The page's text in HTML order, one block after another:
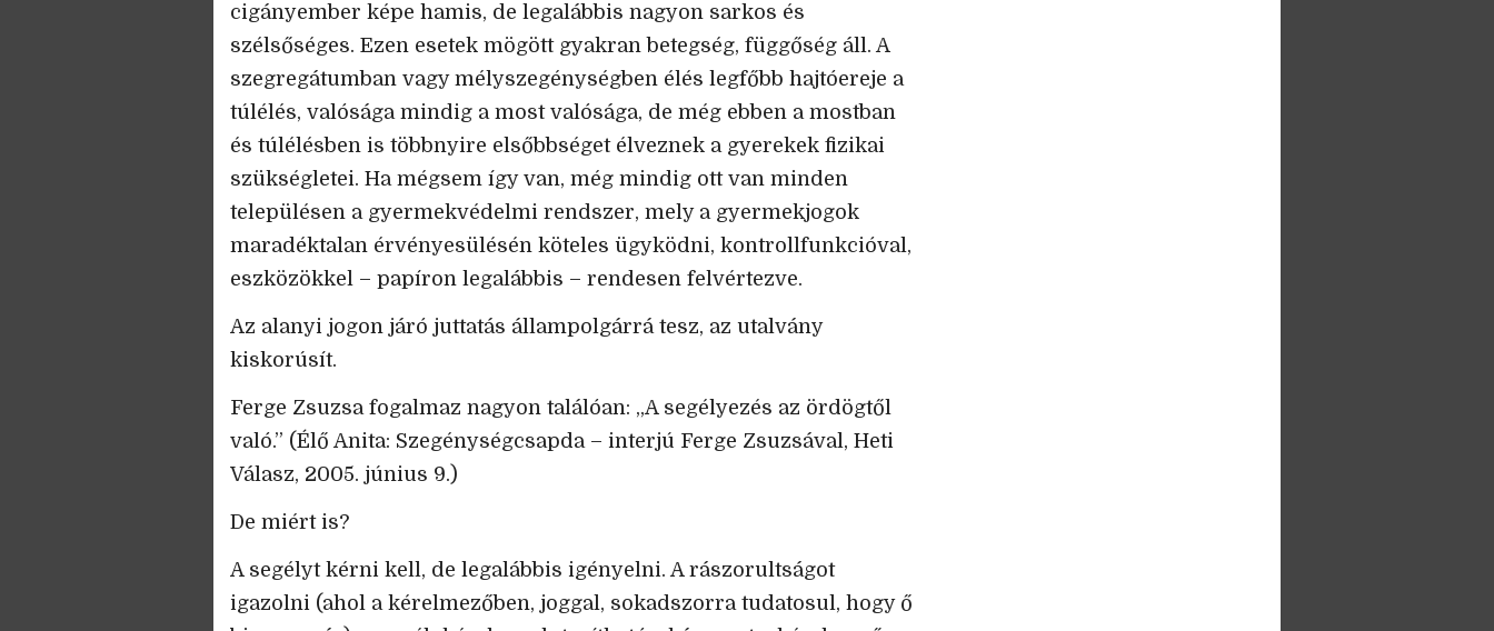
cigányember képe hamis, de legalábbis nagyon sarkos és
szélsőséges. Ezen esetek mögött gyakran betegség, függőség áll. A
szegregátumban vagy mélyszegénységben élés legfőbb hajtóereje a
túlélés, valósága mindig a most valósága, de még ebben a mostban
és túlélésben is többnyire elsőbbséget élveznek a gyerekek fizikai
szükségletei. Ha mégsem így van, még mindig ott van minden
településen a gyermekvédelmi rendszer, mely a gyermekjogok
maradéktalan érvényesülésén köteles ügyködni, kontrollfunkcióval,
eszközökkel – papíron legalábbis – rendesen felvértezve.
Az alanyi jogon járó juttatás állampolgárrá tesz, az utalvány
kiskorúsít.
Ferge Zsuzsa fogalmaz nagyon találóan: „A segélyezés az ördögtől
való.” (Élő Anita: Szegénységcsapda – interjú Ferge Zsuzsával, Heti
Válasz, 2005. június 9.)
De miért is?
A segélyt kérni kell, de legalábbis igényelni. A rászorultságot
igazolni (ahol a kérelmezőben, joggal, sokadszorra tudatosul, hogy ő